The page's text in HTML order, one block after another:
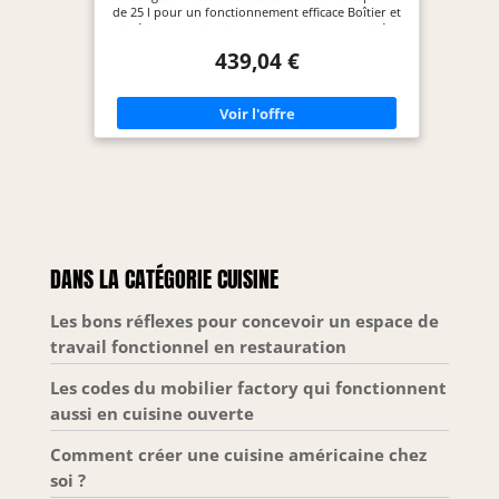
de 25 l pour un fonctionnement efficace Boîtier et
intérieur en acier inoxydable de haute qualité -
inférieure - chauffage sans plateau
(jusqu'à ø320 mm) et rectangulaires.
439,04 €
DANS LA CATÉGORIE CUISINE
Les bons réflexes pour concevoir un espace de
travail fonctionnel en restauration
Les codes du mobilier factory qui fonctionnent
aussi en cuisine ouverte
Comment créer une cuisine américaine chez
soi ?